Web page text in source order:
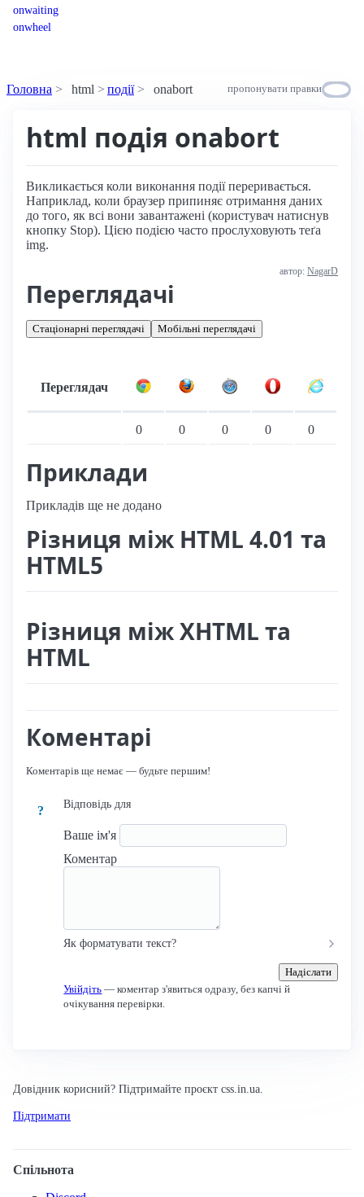
onwaiting
onwheel
Головна html події onabort пропонувати правки
html подія onabort
Викликається коли виконання події переривається.
Наприклад, коли браузер припиняє отримання даних
до того, як всі вони завантажені (користувач натиснув
кнопку Stop). Цією подією часто прослуховують теґа
img.
автор: NagarD
Переглядачі
Стаціонарні переглядачі Мобільні переглядачі
Переглядач
0 0 0 0 0
Приклади
Прикладів ще не додано
Різниця між HTML 4.01 та
HTML5
Різниця між XHTML та
HTML
Коментарі
Коментарів ще немає — будьте першим!
?
Відповідь для
Ваше ім'я
Коментар
Як форматувати текст?
Надіслати
Увійдіть — коментар з'явиться одразу, без капчі й
очікування перевірки.
Довідник корисний? Підтримайте проєкт css.in.ua.
Підтримати
Спільнота